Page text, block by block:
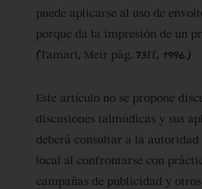
puede aplicarse al uso de
porque da la impresión de un
(Tamari, Meir pág. 73ff, 1996.)
Este artículo no se propone
discusiones talmúdicas y sus
deberá consultar a la
local al confrontarse con
campañas de publicidad y